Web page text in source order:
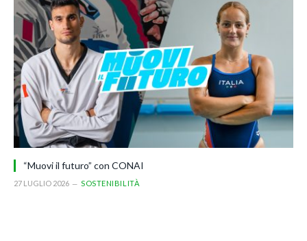
“Muovi il futuro” con CONAI
27 LUGLIO 2026 SOSTENIBILITÀ